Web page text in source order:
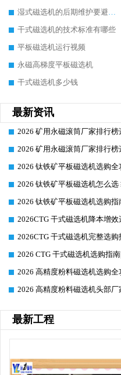
湿式磁选机的后期维护要避开哪些坑
干式磁选机的技术标准有哪些
平板磁选机运行视频
永磁高梯度平板磁选机
干式磁选机多少钱
最新资讯
2026 矿用永磁滚筒厂家排行
2026 矿用永磁滚筒厂家排行
2026 钛铁矿平板磁选机选购
2026 钛铁矿平板磁选机怎么
2026 钛铁矿平板磁选机选购指
2026CTG 干式磁选机降本增
2026CTG 干式磁选机完整选
2026 CTG 干式磁选机选购指
2026 高精度粉料磁选机选购
2026 高精度粉料磁选机头部
最新工程